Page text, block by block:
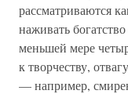
рассматриваются
наживать
меньшей мере
к творчеству,
— например,